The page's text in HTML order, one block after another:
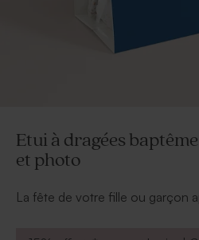
Etui à dragées
et photo
La fête de votre fille ou garçon